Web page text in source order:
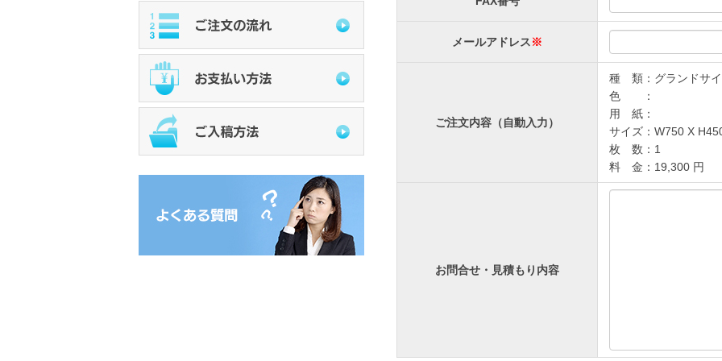
メールアドレス※
ご注文内容（自動入力）
種 類：グランドサ
色 ：
用 紙：
サイズ：W750 X
枚 数：1
料 金：19,300 円
お問合せ・見積もり内容